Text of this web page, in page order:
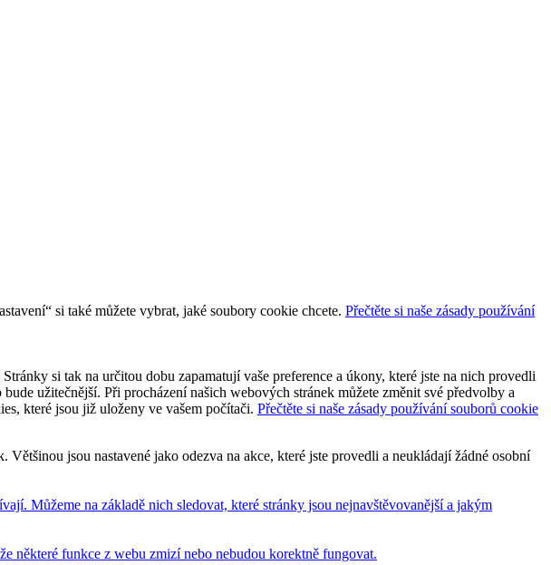
si také můžete vybrat, jaké soubory cookie chcete. Přečtěte si naše zásady používání
si tak na určitou dobu zapamatují vaše preference a úkony, které jste na nich provedli
užitečnější. Při procházení našich webových stránek můžete změnit své předvolby a
které jsou již uloženy ve vašem počítači. Přečtěte si naše zásady používání souborů cookie
jsou nastavené jako odezva na akce, které jste provedli a neukládají žádné osobní
Můžeme na základě nich sledovat, které stránky jsou nejnavštěvovanější a jakým
některé funkce z webu zmizí nebo nebudou korektně fungovat.